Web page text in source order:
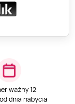
ważny 12
dnia nabycia